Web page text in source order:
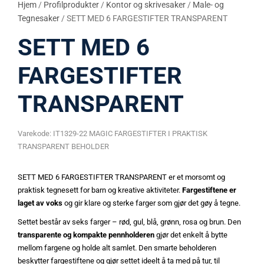
Hjem/ Profilprodukter/ Kontor og skrivesaker/ Male- og
Tegnesaker/ SETT MED 6 FARGESTIFTER TRANSPARENT
SETT MED 6
FARGESTIFTER
TRANSPARENT
Varekode: IT1329-22 MAGIC FARGESTIFTER I PRAKTISK
TRANSPARENT BEHOLDER
SETT MED 6 FARGESTIFTER TRANSPARENT er et morsomt og
praktisk tegnesett for barn og kreative aktiviteter. Fargestiftene er
laget av voks og gir klare og sterke farger som gjør det gøy å tegne.
Settet består av seks farger – rød, gul, blå, grønn, rosa og brun. Den
transparente og kompakte pennholderen gjør det enkelt å bytte
mellom fargene og holde alt samlet. Den smarte beholderen
beskytter fargestiftene og gjør settet ideelt å ta med på tur, til